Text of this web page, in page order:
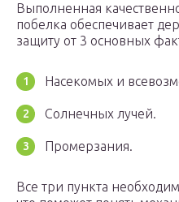
Выполненная
побелка обеспечивает
защиту от 3 основных
Насекомых и
Солнечных лучей.
Промерзания.
Все три пункта